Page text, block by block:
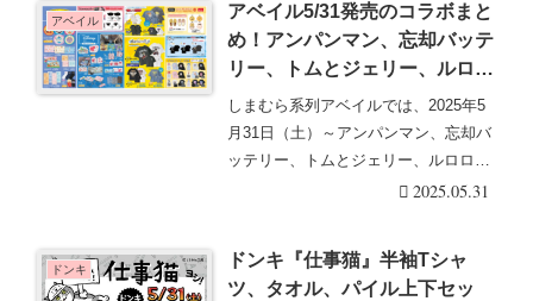
アベイル
アベイル5/31発売のコラボまと
め！アンパンマン、忘却バッテ
リー、トムとジェリー、ルロロ
マニック、カカオフレンズ、ベ
ティちゃん、ディズニーなど♡
口コミ、入荷数、行列、売り切
しまむら系列アベイルでは、2025年5
月31日（土）～アンパンマン、忘却バ
ッテリー、トムとジェリー、ルロロマ
ニック、カカ・・・続きを読む2025.05.31
ドンキ
ドンキ『仕事猫』半袖Tシャ
ツ、タオル、パイル上下セッ